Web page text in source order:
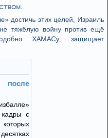
достичь этих целей, Израиль
тяжёлую войну против ещё
ХАМАСу, защищает
после
с